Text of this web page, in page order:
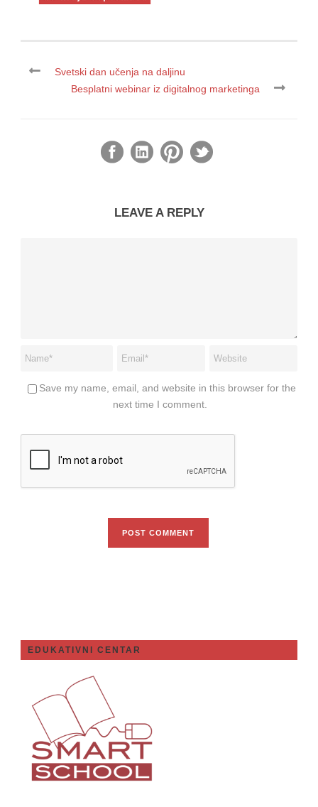
Svetski dan učenja na daljinu
Besplatni webinar iz digitalnog marketinga
LEAVE A REPLY
Save my name, email, and website in this browser for the
next time I comment.
EDUKATIVNI CENTAR